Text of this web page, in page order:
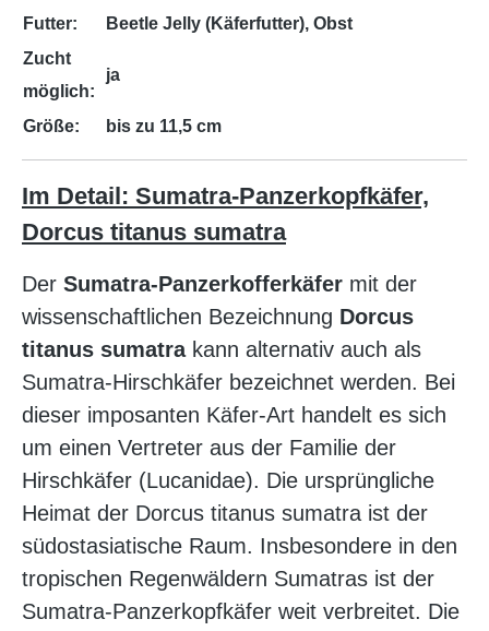
Futter:
Beetle Jelly (Käferfutter), Obst
Zucht
möglich:
ja
Größe: bis zu 11,5 cm
Im Detail: Sumatra-Panzerkopfkäfer,
Dorcus titanus sumatra
Der Sumatra-Panzerkofferkäfer mit der
wissenschaftlichen Bezeichnung Dorcus
titanus sumatra kann alternativ auch als
Sumatra-Hirschkäfer bezeichnet werden. Bei
dieser imposanten Käfer-Art handelt es sich
um einen Vertreter aus der Familie der
Hirschkäfer (Lucanidae). Die ursprüngliche
Heimat der Dorcus titanus sumatra ist der
südostasiatische Raum. Insbesondere in den
tropischen Regenwäldern Sumatras ist der
Sumatra-Panzerkopfkäfer weit verbreitet. Die